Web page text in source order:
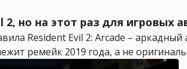
но на этот раз для игровых
Resident Evil 2: Arcade – аркадный
ремейк 2019 года, а не